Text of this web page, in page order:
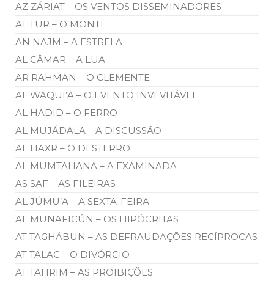
AZ ZÁRIAT – OS VENTOS DISSEMINADORES
AT TUR – O MONTE
AN NAJM – A ESTRELA
AL CÂMAR – A LUA
AR RAHMAN – O CLEMENTE
AL WAQUI’A – O EVENTO INVEVITÁVEL
AL HADID – O FERRO
AL MUJÁDALA – A DISCUSSÃO
AL HAXR – O DESTERRO
AL MUMTAHANA – A EXAMINADA
AS SAF – AS FILEIRAS
AL JÚMU’A – A SEXTA-FEIRA
AL MUNAFICÚN – OS HIPÓCRITAS
AT TAGHÁBUN – AS DEFRAUDAÇÕES RECÍPROCAS
AT TALAC – O DIVÓRCIO
AT TAHRIM – AS PROIBIÇÕES